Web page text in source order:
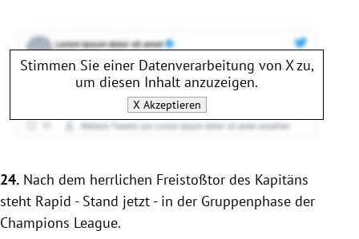
Stimmen Sie einer Datenverarbeitung von Xzu,
um diesen Inhalt anzuzeigen.
X Akzeptieren
24. Nach dem herrlichen Freistoßtor des Kapitäns
steht Rapid - Stand jetzt - in der Gruppenphase der
Champions League.